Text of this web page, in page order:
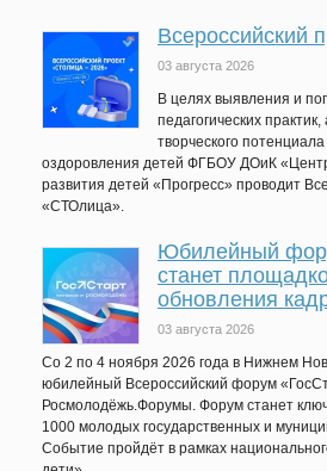
Всероссийский
03 августа 2026
В целях выявления и
педагогических
творческого
оздоровления детей ФГБОУ ДОиК
развития детей «Прогресс» проводит
«СТОлица».
Юбилейный
станет
обновления
03 августа 2026
Со 2 по 4 ноября 2026 года в Нижнем
юбилейный Всероссийский форум
Росмолодёжь.Форумы. Форум станет
1000 молодых государственных и
Событие пройдёт в рамках